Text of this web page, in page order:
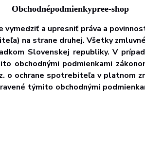
Obchodnépodmienkypree-shop
a upresniť práva a
na strane druhej. Všetky
Slovenskej republiky. V
obchodnými podmienkami
o ochrane spotrebiteľa v platnom
týmito obchodnými